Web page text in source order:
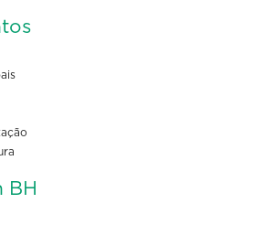
BH